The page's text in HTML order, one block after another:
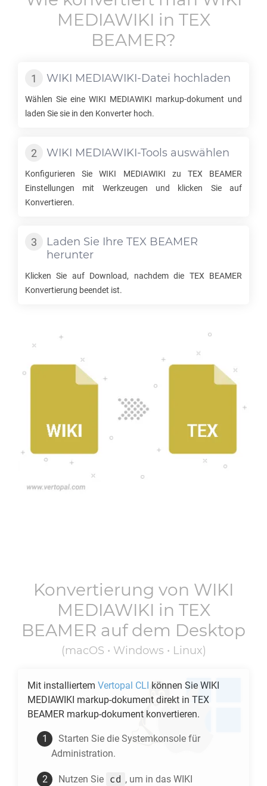
MEDIAWIKI in TEX
BEAMER?
WIKI MEDIAWIKI-Datei hochladen
Wählen Sie eine WIKI MEDIAWIKI markup-dokument und
laden Sie sie in den Konverter hoch.
WIKI MEDIAWIKI-Tools auswählen
Konfigurieren SieWIKI MEDIAWIKI zu TEX BEAMER
Einstellungen mit Werkzeugen und klicken Sie auf
Konvertieren.
Laden Sie Ihre TEX BEAMER
herunter
Klicken Sie auf Download, nachdem die TEX BEAMER
Konvertierung beendet ist.
Konvertierung von WIKI
MEDIAWIKI in TEX
BEAMER auf dem Desktop
(macOS • Windows • Linux)
Mit installiertem Vertopal CLI können Sie WIKI
MEDIAWIKI markup-dokument direkt in TEX
BEAMER markup-dokument konvertieren.
Starten Sie die Systemkonsole für
Administration.
Nutzen Sie cd , um in das WIKI